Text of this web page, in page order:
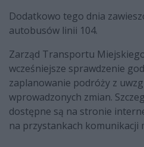
Dodatkowo tego dnia
autobusów linii 104.
Zarząd Transportu
wcześniejsze sprawdzenie
zaplanowanie podróży z
wprowadzonych zmian.
dostępne są na stronie
na przystankach komunikacji